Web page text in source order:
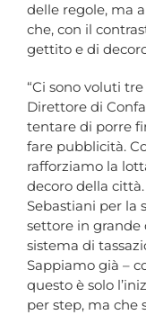
delle regole, ma
che, con il
gettito e di
“Ci sono voluti
Direttore di
tentare di porre
fare pubblicità.
rafforziamo la
decoro della
Sebastiani per la
settore in grande
sistema di
Sappiamo già –
questo è solo
per step, ma che